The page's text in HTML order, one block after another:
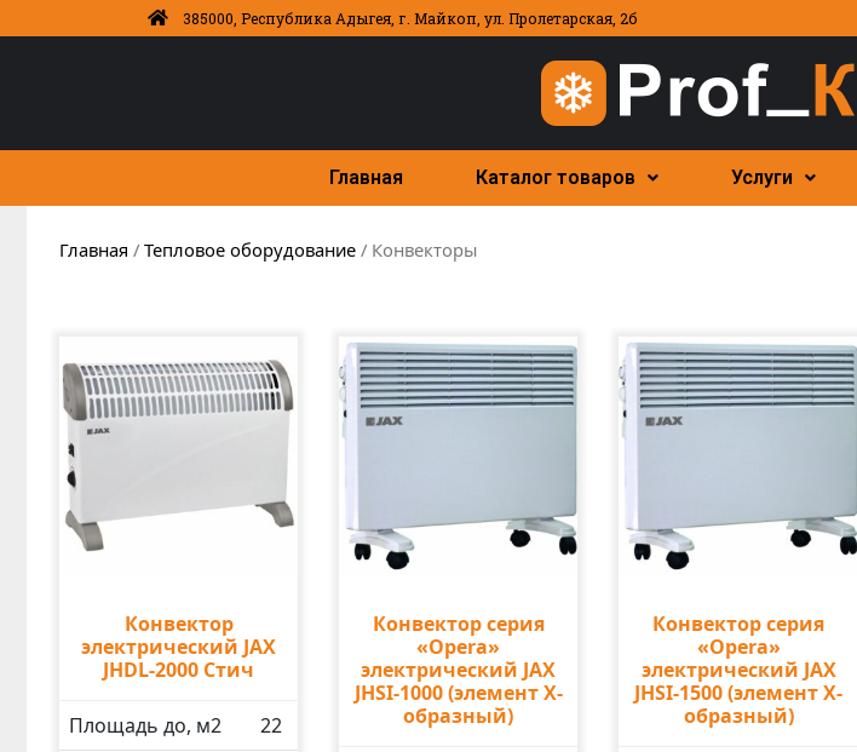
385000, Республика Адыгея, г. Майкоп, ул. Пролетарская, 2б
Главная Каталог товаров Услуги
Главная / Тепловое оборудование / Конвекторы
Конвектор
электрический JAX
JHDL-2000 Стич
Площадь до, м2 22
Конвектор серия
«Opera»
электрический JAX
JHSI-1000 (элемент X-
образный)
Конвектор серия
«Opera»
электрический JAX
JHSI-1500 (элемент X-
образный)